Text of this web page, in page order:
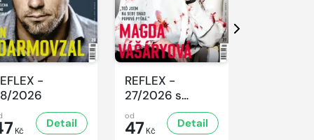
-
2026
Kč
Detail
REFLEX -
27/2026 s
Excellentem
od
47 Kč
Detail
Další